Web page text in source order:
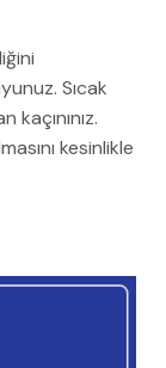
Sıcak
kesinlikle